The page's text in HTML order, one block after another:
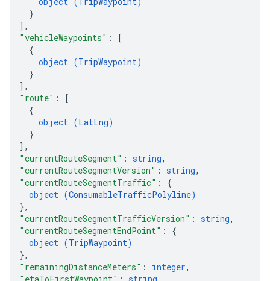
}
] ,
"vehicleWaypoints" :
[
{
object (TripWaypoint)
}
] ,
"route" :
[
{
object (LatLng)
}
] ,
"currentRouteSegment" : string,
"currentRouteSegmentVersion" : string,
"currentRouteSegmentTraffic" : {
object (ConsumableTrafficPolyline)
},
"currentRouteSegmentTrafficVersion" : string,
"currentRouteSegmentEndPoint" : {
object (TripWaypoint)
},
"remainingDistanceMeters" : integer,